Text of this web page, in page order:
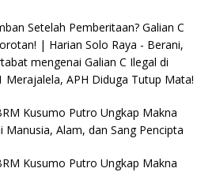
Setelah Pemberitaan? Galian C
| Harian Solo Raya - Berani,
mengenai Galian C Ilegal di
Merajalela, APH Diduga Tutup Mata!
Kusumo Putro Ungkap Makna
Manusia, Alam, dan Sang Pencipta
Kusumo Putro Ungkap Makna